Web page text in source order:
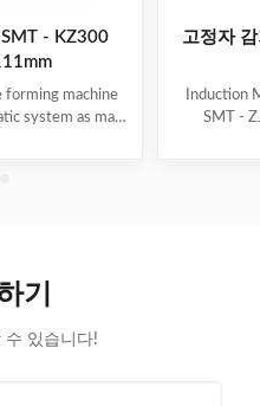
- KZ300
forming machine
system as main
need two times
고정자
Induction
SMT -
기
수 있습니다!